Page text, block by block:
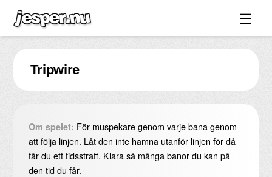
☰
Spel ↓
Bilder ↓
Forum ↓
Videos
Blandat ↓
Tripwire
Om spelet: För muspekare genom varje bana genom
att följa linjen. Låt den inte hamna utanför linjen för då
får du ett tidsstraff. Klara så många banor du kan på
den tid du får.